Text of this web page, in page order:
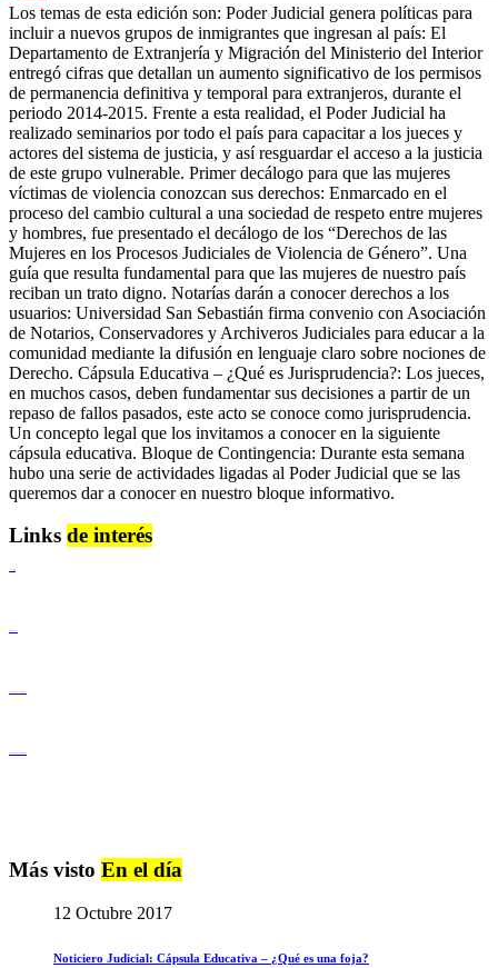
Los temas de esta edición son: Poder Judicial genera políticas para
incluir a nuevos grupos de inmigrantes que ingresan al país: El
Departamento de Extranjería y Migración del Ministerio del Interior
entregó cifras que detallan un aumento significativo de los permisos
de permanencia definitiva y temporal para extranjeros, durante el
periodo 2014-2015. Frente a esta realidad, el Poder Judicial ha
realizado seminarios por todo el país para capacitar a los jueces y
actores del sistema de justicia, y así resguardar el acceso a la justicia
de este grupo vulnerable. Primer decálogo para que las mujeres
víctimas de violencia conozcan sus derechos: Enmarcado en el
proceso del cambio cultural a una sociedad de respeto entre mujeres
y hombres, fue presentado el decálogo de los “Derechos de las
Mujeres en los Procesos Judiciales de Violencia de Género”. Una
guía que resulta fundamental para que las mujeres de nuestro país
reciban un trato digno. Notarías darán a conocer derechos a los
usuarios: Universidad San Sebastián firma convenio con Asociación
de Notarios, Conservadores y Archiveros Judiciales para educar a la
comunidad mediante la difusión en lenguaje claro sobre nociones de
Derecho. Cápsula Educativa – ¿Qué es Jurisprudencia?: Los jueces,
en muchos casos, deben fundamentar sus decisiones a partir de un
repaso de fallos pasados, este acto se conoce como jurisprudencia.
Un concepto legal que los invitamos a conocer en la siguiente
cápsula educativa. Bloque de Contingencia: Durante esta semana
hubo una serie de actividades ligadas al Poder Judicial que se las
queremos dar a conocer en nuestro bloque informativo.
Links de interés
Más visto En el día
12 Octubre 2017
Noticiero Judicial: Cápsula Educativa – ¿Qué es una foja?